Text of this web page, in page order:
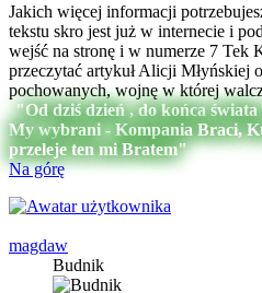
Jakich więcej informacji
tekstu skro jest już w internecie i
wejść na stronę i w numerze 7 Tek
przeczytać artykuł Alicji Młyńskiej
pochowanych, wojnę w której
"Od dziś dzień , do końca
My wybrani - Kompania Braci,
przeleje ten mi Bratem"
Na górę
magdaw
Budnik